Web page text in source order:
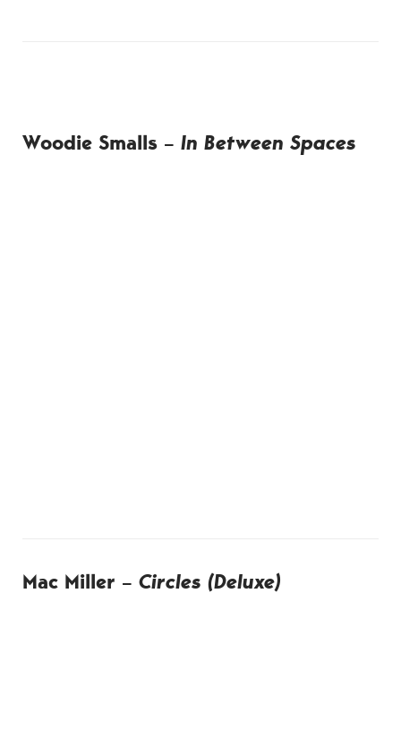
Woodie Smalls – In Between Spaces
Mac Miller – Circles (Deluxe)